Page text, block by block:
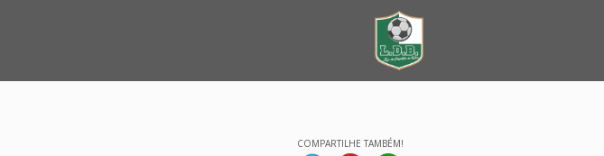
COMPARTILHE TAMBÉM!